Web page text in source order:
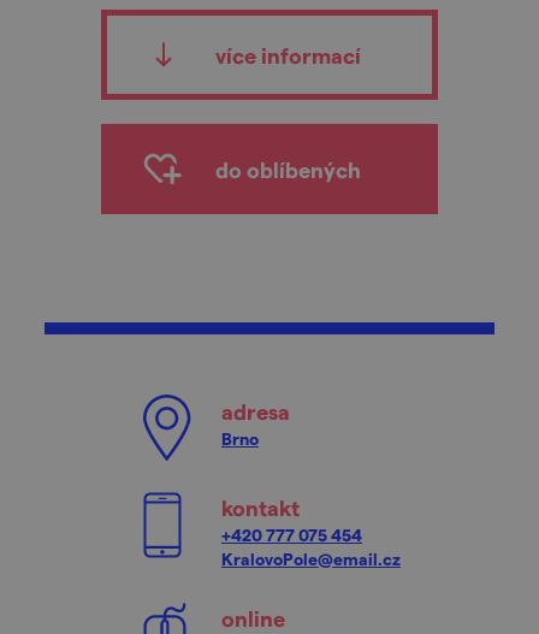
více informací
do oblíbených
adresa
Brno
kontakt
+420 777 075 454
KralovoPole@email.cz
online